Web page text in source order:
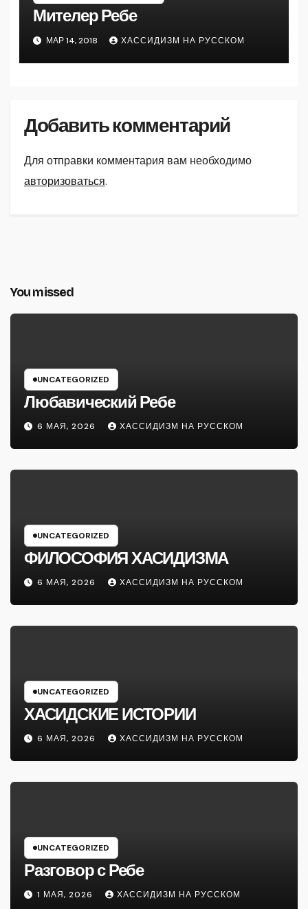
Мителер Ребе
МАР 14, 2018 ХАССИДИЗМ НА РУССКОМ
Добавить комментарий
Для отправки комментария вам необходимо
авторизоваться.
You missed
UNCATEGORIZED
Любавический Ребе
6 МАЯ, 2026 ХАССИДИЗМ НА РУССКОМ
UNCATEGORIZED
ФИЛОСОФИЯ ХАСИДИЗМА
6 МАЯ, 2026 ХАССИДИЗМ НА РУССКОМ
UNCATEGORIZED
ХАСИДСКИЕ ИСТОРИИ
6 МАЯ, 2026 ХАССИДИЗМ НА РУССКОМ
UNCATEGORIZED
Разговор с Ребе
1 МАЯ, 2026 ХАССИДИЗМ НА РУССКОМ